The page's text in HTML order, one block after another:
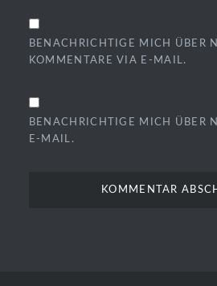
BENACHRICHTIGE MICH ÜBER
KOMMENTARE VIA E-MAIL.
BENACHRICHTIGE MICH ÜBER
E-MAIL.